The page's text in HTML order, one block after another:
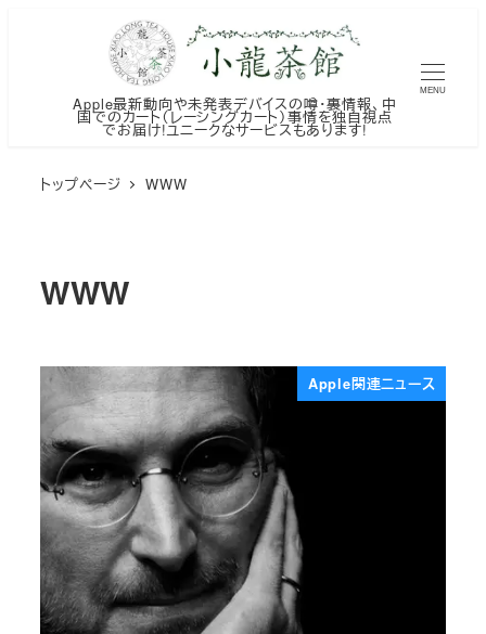
Apple最新動向や未発表デバイスの噂・裏情報、中
国でのカート（レーシングカート）事情を独自視点
でお届け!ユニークなサービスもあります!
MENU
トップページ WWW
WWW
Apple関連ニュース